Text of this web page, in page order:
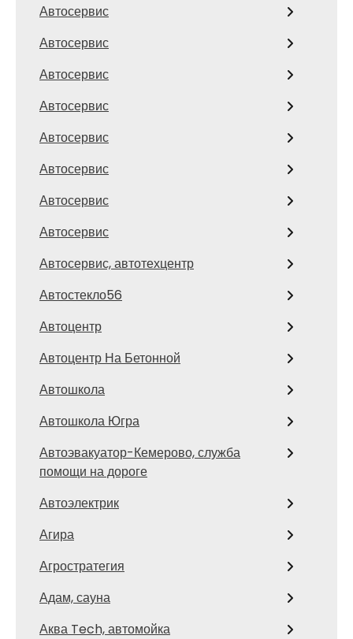
Автосервис
Автосервис
Автосервис
Автосервис
Автосервис
Автосервис
Автосервис
Автосервис
Автосервис, автотехцентр
Автостекло56
Автоцентр
Автоцентр На Бетонной
Автошкола
Автошкола Югра
Автоэвакуатор-Кемерово, служба
помощи на дороге
Автоэлектрик
Агира
Агростратегия
Адам, сауна
Аква Tech, автомойка